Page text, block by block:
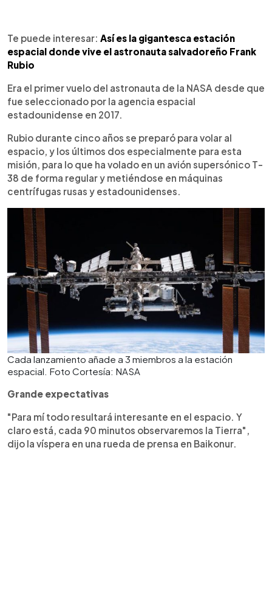
Te puede interesar: Así es la gigantesca estación
espacial donde vive el astronauta salvadoreño Frank
Rubio
Era el primer vuelo del astronauta de la NASA desde que
fue seleccionado por la agencia espacial
estadounidense en 2017.
Rubio durante cinco años se preparó para volar al
espacio, y los últimos dos especialmente para esta
misión, para lo que ha volado en un avión supersónico T-
38 de forma regular y metiéndose en máquinas
centrífugas rusas y estadounidenses.
Cada lanzamiento añade a 3 miembros a la estación
espacial. Foto Cortesía: NASA
Grande expectativas
"Para mí todo resultará interesante en el espacio. Y
claro está, cada 90 minutos observaremos la Tierra",
dijo la víspera en una rueda de prensa en Baikonur.